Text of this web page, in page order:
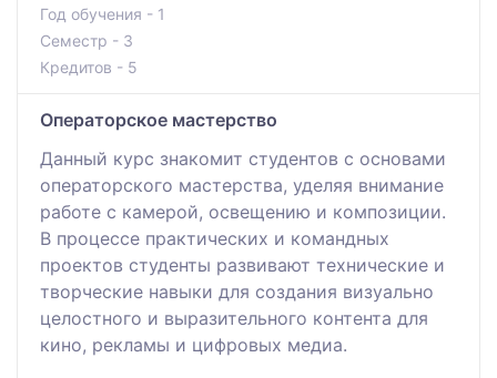
Год обучения - 1
Семестр - 3
Кредитов - 5
Операторское мастерство
Данный курс знакомит студентов с основами
операторского мастерства, уделяя внимание
работе с камерой, освещению и композиции.
В процессе практических и командных
проектов студенты развивают технические и
творческие навыки для создания визуально
целостного и выразительного контента для
кино, рекламы и цифровых медиа.